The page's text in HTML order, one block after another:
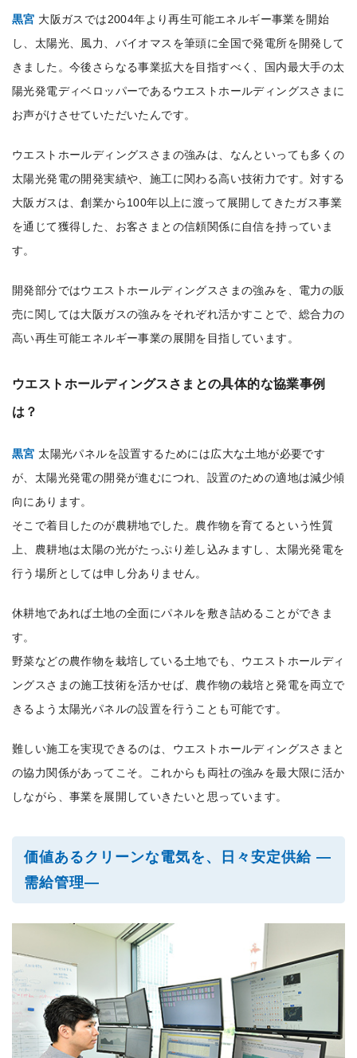
黒宮 大阪ガスでは2004年より再生可能エネルギー事業を開始
し、太陽光、風力、バイオマスを筆頭に全国で発電所を開発して
きました。今後さらなる事業拡大を目指すべく、国内最大手の太
陽光発電ディベロッパーであるウエストホールディングスさまに
お声がけさせていただいたんです。
ウエストホールディングスさまの強みは、なんといっても多くの
太陽光発電の開発実績や、施工に関わる高い技術力です。対する
大阪ガスは、創業から100年以上に渡って展開してきたガス事業
を通じて獲得した、お客さまとの信頼関係に自信を持っていま
す。
開発部分ではウエストホールディングスさまの強みを、電力の販
売に関しては大阪ガスの強みをそれぞれ活かすことで、総合力の
高い再生可能エネルギー事業の展開を目指しています。
ウエストホールディングスさまとの具体的な協業事例
は？
黒宮 太陽光パネルを設置するためには広大な土地が必要です
が、太陽光発電の開発が進むにつれ、設置のための適地は減少傾
向にあります。
そこで着目したのが農耕地でした。農作物を育てるという性質
上、農耕地は太陽の光がたっぷり差し込みますし、太陽光発電を
行う場所としては申し分ありません。
休耕地であれば土地の全面にパネルを敷き詰めることができま
す。
野菜などの農作物を栽培している土地でも、ウエストホールディ
ングスさまの施工技術を活かせば、農作物の栽培と発電を両立で
きるよう太陽光パネルの設置を行うことも可能です。
難しい施工を実現できるのは、ウエストホールディングスさまと
の協力関係があってこそ。これからも両社の強みを最大限に活か
しながら、事業を展開していきたいと思っています。
価値あるクリーンな電気を、日々安定供給 ―
需給管理―